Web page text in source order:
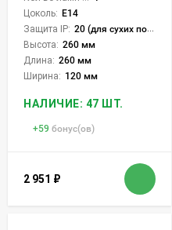
Цоколь: E14
Защита IP: 20 (для сухих пом.)
Высота: 260 мм
Длина: 260 мм
Ширина: 120 мм
НАЛИЧИЕ: 47 ШТ.
+59 бонус(ов)
2 951 ₽